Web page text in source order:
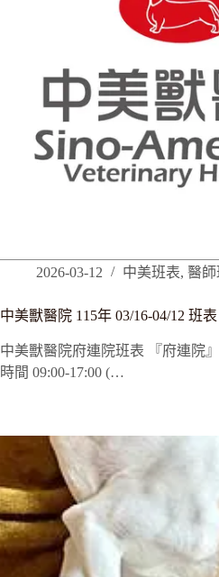
2026-03-12 中美班表, 醫師
中美獸醫院 115年 03/16-04/12 班表
中美獸醫院府連院班表 『府連院
時間 09:00-17:00 (…